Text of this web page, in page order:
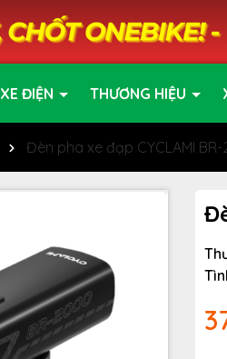
XE ĐIỆN THƯƠNG HIỆU
Đèn pha xe đạp CYCLAMI